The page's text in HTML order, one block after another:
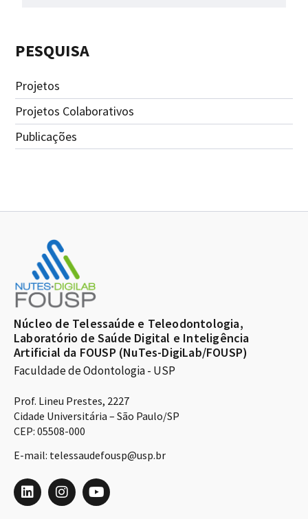
PESQUISA
Projetos
Projetos Colaborativos
Publicações
Núcleo de Telessaúde e Teleodontologia,
Laboratório de Saúde Digital e Inteligência
Artificial da FOUSP (NuTes-DigiLab/FOUSP)
Faculdade de Odontologia - USP
Prof. Lineu Prestes, 2227
Cidade Universitária – São Paulo/SP
CEP: 05508-000
E-mail: telessaudefousp@usp.br